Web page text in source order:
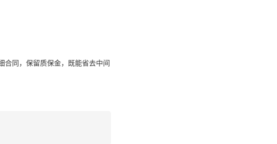
合同，保留质保金，既能省去中间